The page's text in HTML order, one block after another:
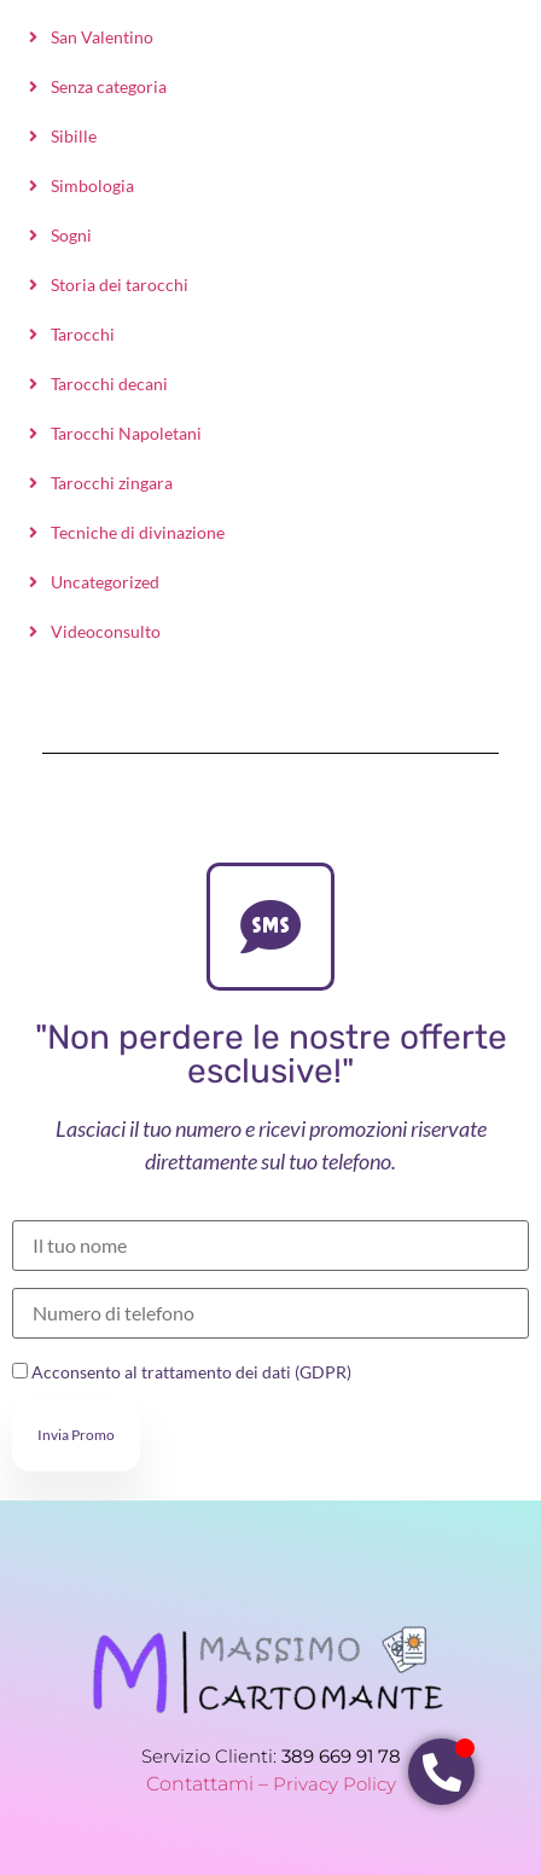
San Valentino
Senza categoria
Sibille
Simbologia
Sogni
Storia dei tarocchi
Tarocchi
Tarocchi decani
Tarocchi Napoletani
Tarocchi zingara
Tecniche di divinazione
Uncategorized
Videoconsulto
"Non perdere le nostre offerte
esclusive!"
Lasciaci il tuo numero e ricevi promozioni riservate
direttamente sul tuo telefono.
Acconsento al trattamento dei dati (GDPR)
Invia Promo
Servizio Clienti: 389 669 91 78
Contattami – Privacy Policy